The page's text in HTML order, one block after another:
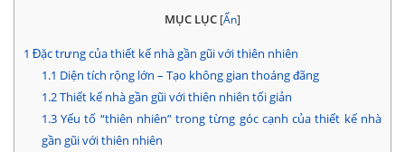
MỤC LỤC [Ẩn]
1 Đặc trưng của thiết kế nhà gần gũi với thiên nhiên
1.1 Diện tích rộng lớn – Tạo không gian thoáng đãng
1.2Thiết kế nhà gần gũi với thiên nhiên tối giản
1.3Yếu tố “thiên nhiên” trong từng góc cạnh của thiết kế nhà
gần gũi với thiên nhiên